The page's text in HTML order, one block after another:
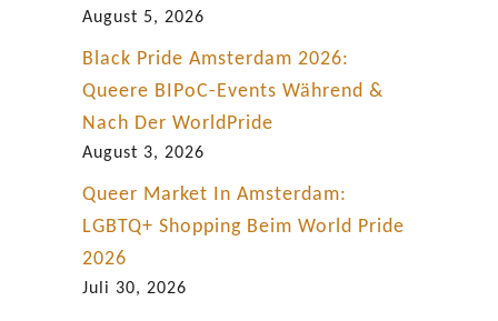
August 5, 2026
Black Pride Amsterdam 2026:
Queere BIPoC-Events Während &
Nach Der WorldPride
August 3, 2026
Queer Market In Amsterdam:
LGBTQ+ Shopping Beim World Pride
2026
Juli 30, 2026